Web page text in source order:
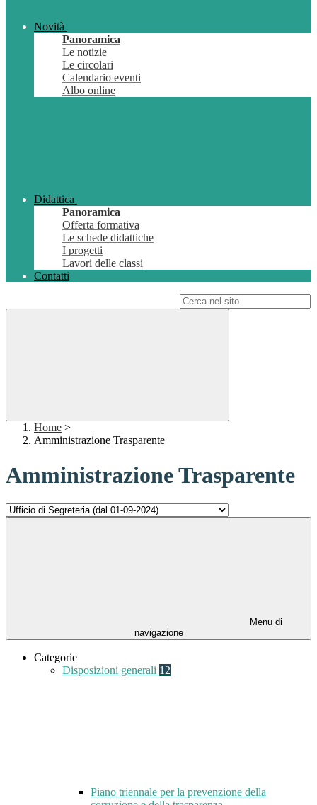
Novità
Panoramica
Le notizie
Le circolari
Calendario eventi
Albo online
Didattica
Panoramica
Offerta formativa
Le schede didattiche
I progetti
Lavori delle classi
Contatti
Home >
Amministrazione Trasparente
Amministrazione Trasparente
Menu di
navigazione
Categorie
Disposizioni generali 12
Piano triennale per la prevenzione della